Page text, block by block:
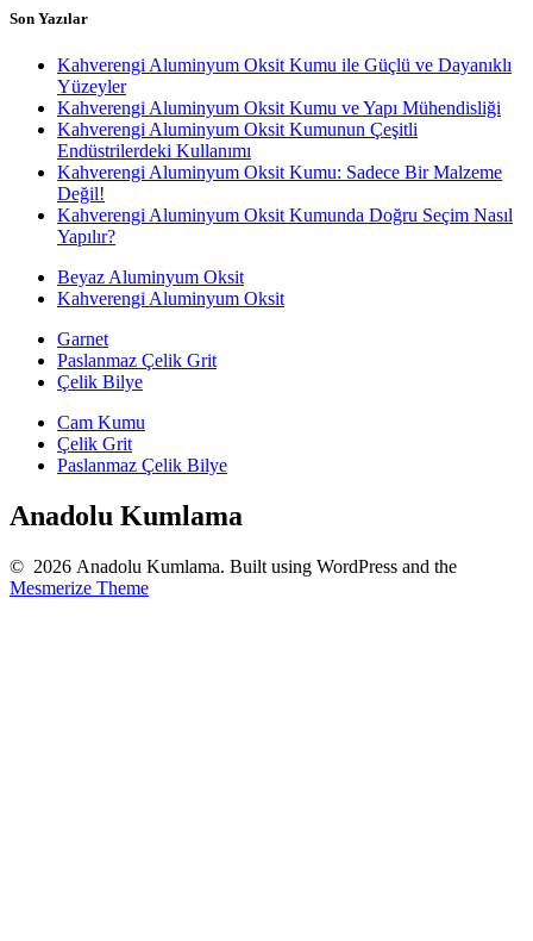
Son Yazılar
Kahverengi Aluminyum Oksit Kumu ile Güçlü ve Dayanıklı
Yüzeyler
Kahverengi Aluminyum Oksit Kumu ve Yapı Mühendisliği
Kahverengi Aluminyum Oksit Kumunun Çeşitli
Endüstrilerdeki Kullanımı
Kahverengi Aluminyum Oksit Kumu: Sadece Bir Malzeme
Değil!
Kahverengi Aluminyum Oksit Kumunda Doğru Seçim Nasıl
Yapılır?
Beyaz Aluminyum Oksit
Kahverengi Aluminyum Oksit
Garnet
Paslanmaz Çelik Grit
Çelik Bilye
Cam Kumu
Çelik Grit
Paslanmaz Çelik Bilye
Anadolu Kumlama
© 2026 Anadolu Kumlama. Built using WordPress and the
Mesmerize Theme